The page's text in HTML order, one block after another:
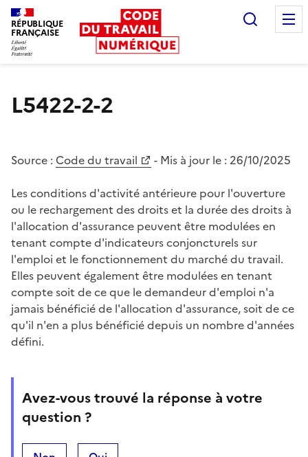
RÉPUBLIQUE
FRANÇAISE
L5422-2-2
Source : Code du travail - Mis à jour le : 26/10/2025
Les conditions d'activité antérieure pour l'ouverture
ou le rechargement des droits et la durée des droits à
l'allocation d'assurance peuvent être modulées en
tenant compte d'indicateurs conjoncturels sur
l'emploi et le fonctionnement du marché du travail.
Elles peuvent également être modulées en tenant
compte soit de ce que le demandeur d'emploi n'a
jamais bénéficié de l'allocation d'assurance, soit de ce
qu'il n'en a plus bénéficié depuis un nombre d'années
défini.
Avez-vous trouvé la réponse à votre
question ?